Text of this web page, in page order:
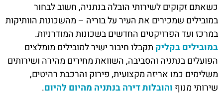
כשאתם זקוקים לשירותי הובלה בנתניה, חשוב לבחור
במובילים שמכירים את העיר על בוריה – מהשכונות הוותיקות
במרכז ועד הפרויקטים החדשים בשכונות המודרניות.
במובילים בקליק תקבלו חיבור ישיר למובילים מומלצים
הפועלים בנתניה והסביבה, השוואת מחירים מהירה ושירותים
משלימים כמו אריזה מקצועית, פירוק והרכבת רהיטים,
שירותי מנוף והובלות דירה בנתניה מהיום להיום.